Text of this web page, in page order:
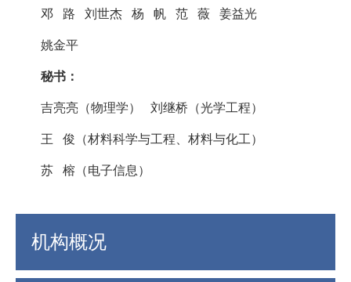
邓 路 刘世杰 杨 帆 范 薇 姜益光
姚金平
秘书：
吉亮亮（物理学） 刘继桥（光学工程）
王 俊（材料科学与工程、材料与化工）
苏 榕（电子信息）
机构概况